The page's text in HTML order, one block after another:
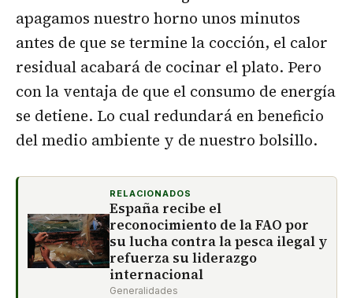
apagamos nuestro horno unos minutos
antes de que se termine la cocción, el calor
residual acabará de cocinar el plato. Pero
con la ventaja de que el consumo de energía
se detiene. Lo cual redundará en beneficio
del medio ambiente y de nuestro bolsillo.
RELACIONADOS
España recibe el
reconocimiento de la FAO por
su lucha contra la pesca ilegal y
refuerza su liderazgo
internacional
Generalidades